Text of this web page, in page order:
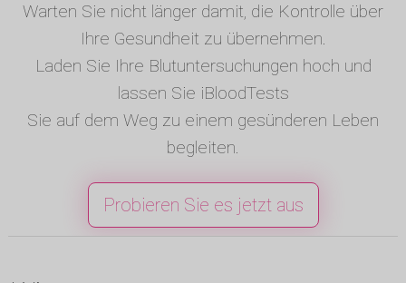
Warten Sie nicht länger damit, die Kontrolle über
Ihre Gesundheit zu übernehmen.
Laden Sie Ihre Blutuntersuchungen hoch und
lassen Sie iBloodTests
Sie auf dem Weg zu einem gesünderen Leben
begleiten.
Probieren Sie es jetzt aus